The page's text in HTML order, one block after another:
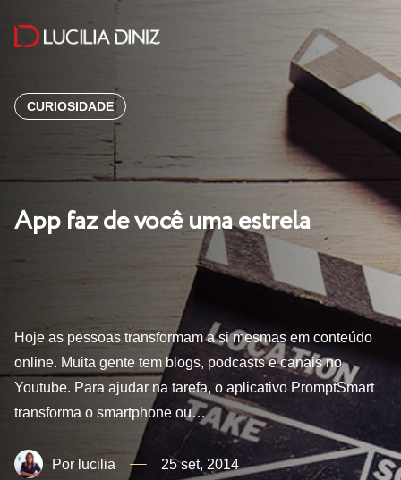
CURIOSIDADE
App faz de você uma estrela
Hoje as pessoas transformam a si mesmas em conteúdo
online. Muita gente tem blogs, podcasts e canais no
Youtube. Para ajudar na tarefa, o aplicativo PromptSmart
transforma o smartphone ou…
lucilia 25 set, 2014